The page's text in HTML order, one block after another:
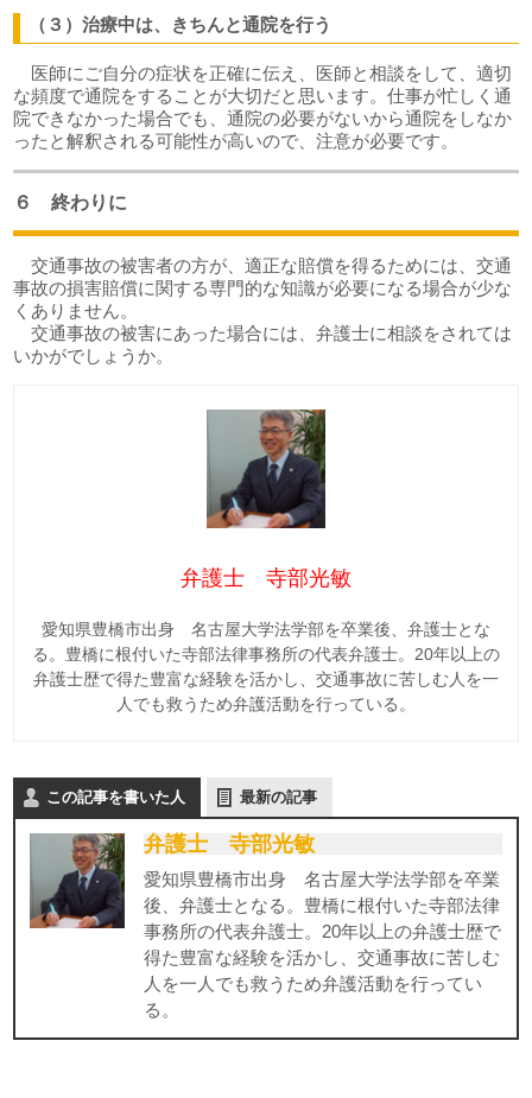
（３）治療中は、きちんと通院を行う
医師にご自分の症状を正確に伝え、医師と相談をして、適切
な頻度で通院をすることが大切だと思います。仕事が忙しく通
院できなかった場合でも、通院の必要がないから通院をしなか
ったと解釈される可能性が高いので、注意が必要です。
６ 終わりに
交通事故の被害者の方が、適正な賠償を得るためには、交通
事故の損害賠償に関する専門的な知識が必要になる場合が少な
くありません。
交通事故の被害にあった場合には、弁護士に相談をされては
いかがでしょうか。
弁護士 寺部光敏
愛知県豊橋市出身 名古屋大学法学部を卒業後、弁護士とな
る。豊橋に根付いた寺部法律事務所の代表弁護士。20年以上の
弁護士歴で得た豊富な経験を活かし、交通事故に苦しむ人を一
人でも救うため弁護活動を行っている。
この記事を書いた人 最新の記事
弁護士 寺部光敏
愛知県豊橋市出身 名古屋大学法学部を卒業
後、弁護士となる。豊橋に根付いた寺部法律
事務所の代表弁護士。20年以上の弁護士歴で
得た豊富な経験を活かし、交通事故に苦しむ
人を一人でも救うため弁護活動を行ってい
る。